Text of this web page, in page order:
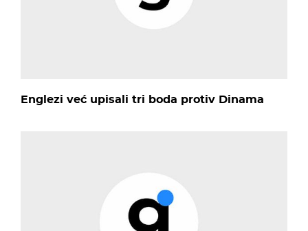
Englezi već upisali tri boda protiv Dinama